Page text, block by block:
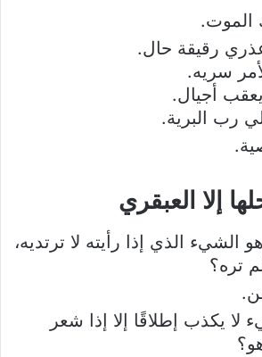
الموت.
رقيقة حال.
سريه.
أجيال.
رب البرية.
إلا العبقري
الشيء الذي إذا رأيته لا ترتديه،
تره؟
لا يكذب إطلاقًا إلا إذا شعر